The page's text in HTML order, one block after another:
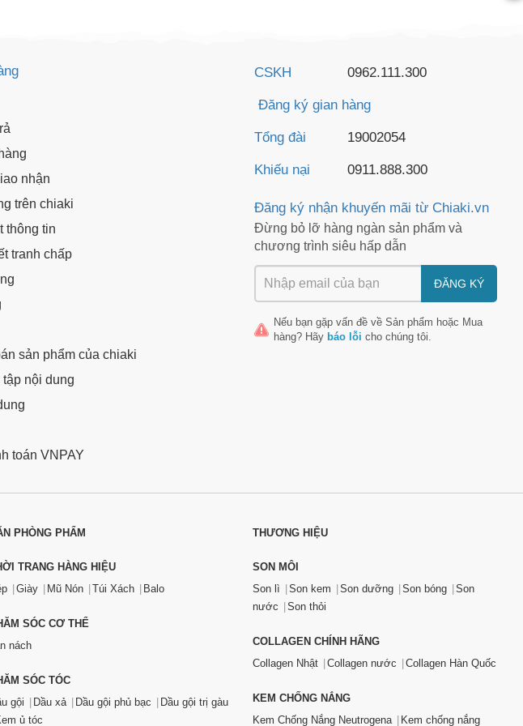
nhận
trên chiaki
thông tin
tranh chấp
sản phẩm của chiaki
nội dung
toán VNPAY
CSKH 0962.111.300
Đăng ký gian hàng
Tổng đài 19002054
Khiếu nại 0911.888.300
Đăng ký nhận khuyến mãi từ Chiaki.vn
Đừng bỏ lỡ hàng ngàn sản phẩm và
chương trình siêu hấp dẫn
ĐĂNG KÝ
Nếu bạn gặp vấn đề về Sản phẩm hoặc Mua
hàng? Hãy báo lỗi cho chúng tôi.
PHÒNG PHẨM
TRANG HÀNG HIỆU
Giày Mũ Nón Túi Xách Balo
SÓC CƠ THỂ
nách
SÓC TÓC
gội
Dầu xả Dầu gội phủ bạc
Dầu gội trị gàu
ủ tóc
THƯƠNG HIỆU
SON MÔI
Son lì
Son kem Son dưỡng Son bóng
Son
nước
Son thỏi
COLLAGEN CHÍNH HÃNG
Collagen Nhật
Collagen nước Collagen Hàn Quốc
KEM CHỐNG NẮNG
Kem Chống Nắng Neutrogena
Kem chống nắng